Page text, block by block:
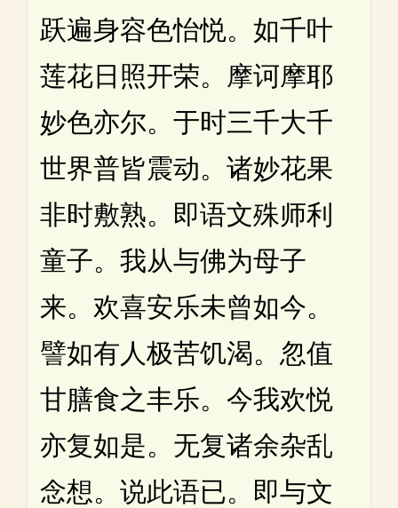
跃遍身容色怡悦。如千叶
莲花日照开荣。摩诃摩耶
妙色亦尔。于时三千大千
世界普皆震动。诸妙花果
非时敷熟。即语文殊师利
童子。我从与佛为母子
来。欢喜安乐未曾如今。
譬如有人极苦饥渴。忽值
甘膳食之丰乐。今我欢悦
亦复如是。无复诸余杂乱
念想。说此语已。即与文